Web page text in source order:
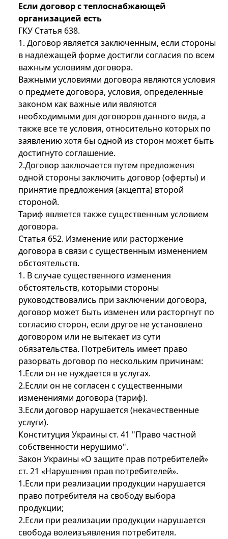
Если договор с теплоснабжающей
организацией есть
ГКУ Статья 638.
1. Договор является заключенным, если стороны
в надлежащей форме достигли согласия по всем
важным условиям договора.
Важными условиями договора являются условия
о предмете договора, условия, определенные
законом как важные или являются
необходимыми для договоров данного вида, а
также все те условия, относительно которых по
заявлению хотя бы одной из сторон может быть
достигнуто соглашение.
2.Договор заключается путем предложения
одной стороны заключить договор (оферты) и
принятие предложения (акцепта) второй
стороной.
Тариф является также существенным условием
договора.
Статья 652. Изменение или расторжение
договора в связи с существенным изменением
обстоятельств.
1. В случае существенного изменения
обстоятельств, которыми стороны
руководствовались при заключении договора,
договор может быть изменен или расторгнут по
согласию сторон, если другое не установлено
договором или не вытекает из сути
обязательства. Потребитель имеет право
разорвать договор по нескольким причинам:
1.Если он не нуждается в услугах.
2.Еслли он не согласен с существенными
изменениями договора (тариф).
3.Если договор нарушается (некачественные
услуги).
Конституция Украины ст. 41 "Право частной
собственности нерушимо".
Закон Украины «О защите прав потребителей»
ст. 21 «Нарушения прав потребителей».
1.Если при реализации продукции нарушается
право потребителя на свободу выбора
продукции;
2.Если при реализации продукции нарушается
свобода волеизъявления потребителя.